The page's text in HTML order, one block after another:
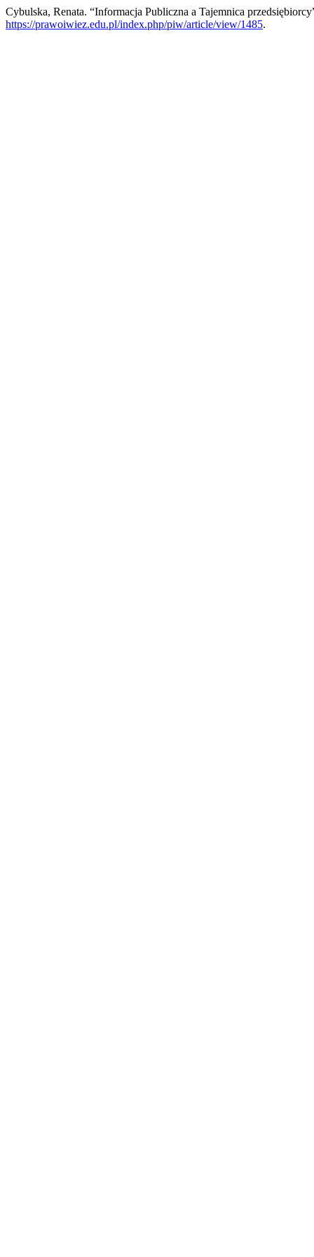
Cybulska, Renata. “Informacja Publiczna a Tajemnica
https://prawoiwiez.edu.pl/index.php/piw/article/view/1485.